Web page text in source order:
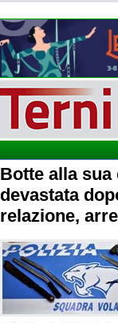
Botte alla sua
devastata
relazione,